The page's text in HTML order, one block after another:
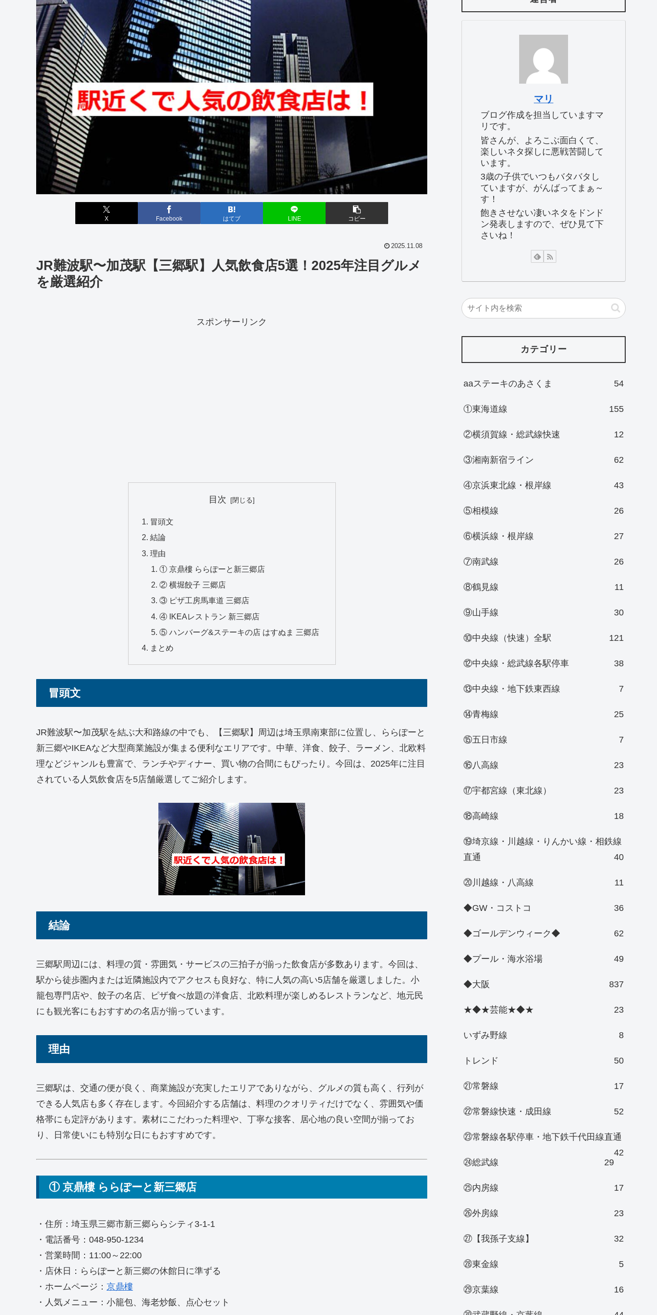
X Facebook はてブ LINE コピー
2025.11.08
JR難波駅〜加茂駅【三郷駅】人気飲食店5選！2025年注目グルメ
を厳選紹介
スポンサーリンク
目次
冒頭文
結論
理由
① 京鼎樓 ららぽーと新三郷店
② 横堀餃子 三郷店
③ ピザ工房馬車道 三郷店
④ IKEAレストラン 新三郷店
⑤ ハンバーグ&ステーキの店 はすぬま 三郷店
まとめ
冒頭文
JR難波駅〜加茂駅を結ぶ大和路線の中でも、【三郷駅】周辺は埼玉県南東部に位置し、ららぽーと
新三郷やIKEAなど大型商業施設が集まる便利なエリアです。中華、洋食、餃子、ラーメン、北欧料
理などジャンルも豊富で、ランチやディナー、買い物の合間にもぴったり。今回は、2025年に注目
されている人気飲食店を5店舗厳選してご紹介します。
結論
三郷駅周辺には、料理の質・雰囲気・サービスの三拍子が揃った飲食店が多数あります。今回は、
駅から徒歩圏内または近隣施設内でアクセスも良好な、特に人気の高い5店舗を厳選しました。小
籠包専門店や、餃子の名店、ピザ食べ放題の洋食店、北欧料理が楽しめるレストランなど、地元民
にも観光客にもおすすめの名店が揃っています。
理由
三郷駅は、交通の便が良く、商業施設が充実したエリアでありながら、グルメの質も高く、行列が
できる人気店も多く存在します。今回紹介する店舗は、料理のクオリティだけでなく、雰囲気や価
格帯にも定評があります。素材にこだわった料理や、丁寧な接客、居心地の良い空間が揃ってお
り、日常使いにも特別な日にもおすすめです。
① 京鼎樓 ららぽーと新三郷店
・住所：埼玉県三郷市新三郷ららシティ3-1-1
・電話番号：048-950-1234
・営業時間：11:00～22:00
・店休日：ららぽーと新三郷の休館日に準ずる
・ホームページ： 京鼎樓
・人気メニュー：小籠包、海老炒飯、点心セット
マリ
ブログ作成を担当していますマ
リです。
皆さんが、よろこぶ面白くて、
楽しいネタ探しに悪戦苦闘して
います。
3歳の子供でいつもバタバタし
ていますが、がんばってまぁ～
す！
飽きさせない凄いネタをドンド
ン発表しますので、ぜひ見て下
さいね！
カテゴリー
aaステーキのあさくま 54
①東海道線 155
②横須賀線・総武線快速 12
③湘南新宿ライン 62
④京浜東北線・根岸線 43
⑤相模線 26
⑥横浜線・根岸線 27
⑦南武線 26
⑧鶴見線 11
⑨山手線 30
⑩中央線（快速）全駅 121
⑫中央線・総武線各駅停車 38
⑬中央線・地下鉄東西線 7
⑭青梅線 25
⑮五日市線 7
⑯八高線 23
⑰宇都宮線（東北線） 23
⑱高崎線 18
⑲埼京線・川越線・りんかい線・相鉄線
直通
40
⑳川越線・八高線 11
◆GW・コストコ 36
◆ゴールデンウィーク◆ 62
◆プール・海水浴場 49
◆大阪 837
★◆★芸能★◆★ 23
いずみ野線 8
トレンド 50
㉑常磐線 17
㉒常磐線快速・成田線 52
㉓常磐線各駅停車・地下鉄千代田線直通
42
㉔総武線
29
㉕内房線 17
㉖外房線 23
㉗【我孫子支線】 32
㉘東金線 5
㉙京葉線 16